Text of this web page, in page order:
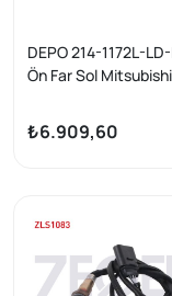
DEPO 214-1172L-
Ön Far Sol Mitsubishi
07
₺6.909,60